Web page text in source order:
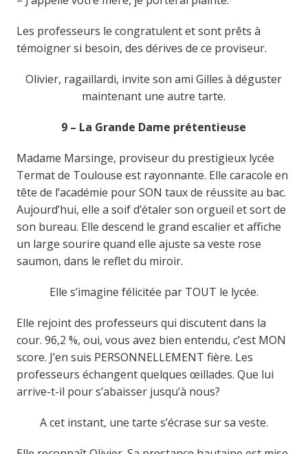
Les professeurs le congratulent et sont prêts à
témoigner si besoin, des dérives de ce proviseur.
Olivier, ragaillardi, invite son ami Gilles à déguster
maintenant une autre tarte.
9 – La Grande Dame prétentieuse
Madame Marsinge, proviseur du prestigieux lycée
Termat de Toulouse est rayonnante. Elle caracole en
tête de l’académie pour SON taux de réussite au bac.
Aujourd’hui, elle a soif d’étaler son orgueil et sort de
son bureau. Elle descend le grand escalier et affiche
un large sourire quand elle ajuste sa veste rose
saumon, dans le reflet du miroir.
Elle s’imagine félicitée par TOUT le lycée.
Elle rejoint des professeurs qui discutent dans la
cour. 96,2 %, oui, vous avez bien entendu, c’est MON
score. J’en suis PERSONNELLEMENT fière. Les
professeurs échangent quelques œillades. Que lui
arrive-t-il pour s’abaisser jusqu’à nous?
A cet instant, une tarte s’écrase sur sa veste.